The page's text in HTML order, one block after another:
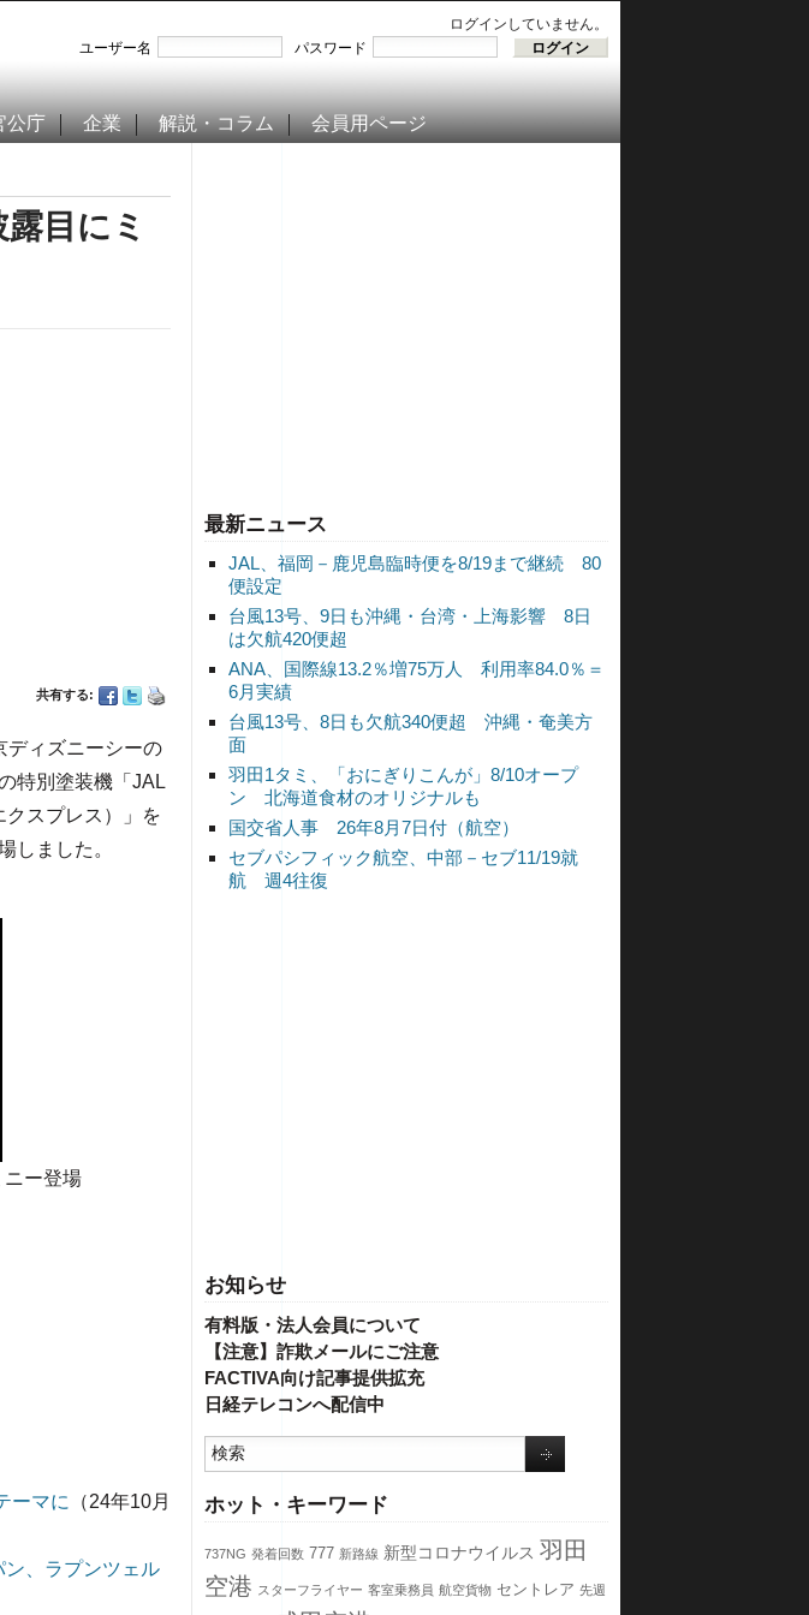
ログインしていません。
ユーザー名
パスワード
公庁 企業 解説・コラム 会員用ページ
最新ニュース
JAL、福岡－鹿児島臨時便を8/19まで継続 80
便設定
台風13号、9日も沖縄・台湾・上海影響 8日
は欠航420便超
ANA、国際線13.2％増75万人 利用率84.0％＝
6月実績
台風13号、8日も欠航340便超 沖縄・奄美方
面
羽田1タミ、「おにぎりこんが」8/10オープ
ン 北海道食材のオリジナルも
国交省人事 26年8月7日付（航空）
セブパシフィック航空、中部－セブ11/19就
航 週4往復
お知らせ
有料版・法人会員について
【注意】詐欺メールにご注意
FACTIVA向け記事提供拡充
日経テレコンへ配信中
ホット・キーワード
737NG 発着回数 777 新路線 新型コロナウイルス 羽田
空港 スターフライヤー 客室乗務員 航空貨物 セントレア 先週
目にミ
共有する:
ィズニーシーの
特別塗装機「JAL
クスプレス）」を
しました。
ニー登場
ーマに
（24年10月
、ラプンツェル